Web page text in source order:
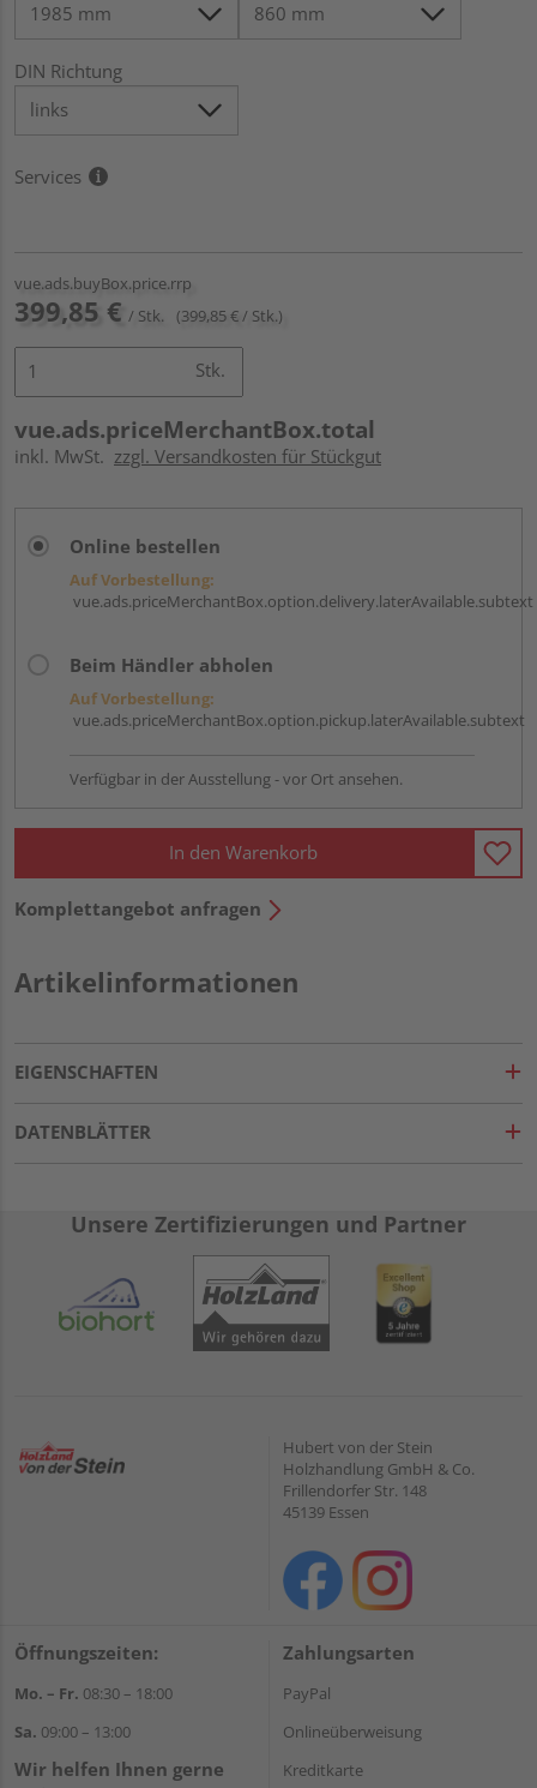
DIN Richtung
Services
vue.ads.buyBox.price.rrp
399,85 € / Stk. (399,85 € / Stk.)
Stk.
vue.ads.priceMerchantBox.total
inkl. MwSt. zzgl. Versandkosten für Stückgut
Online bestellen
Auf Vorbestellung:
vue.ads.priceMerchantBox.option.delivery.laterAvailable.subtext
Beim Händler abholen
Auf Vorbestellung:
vue.ads.priceMerchantBox.option.pickup.laterAvailable.subtext
Verfügbar in der Ausstellung - vor Ort ansehen.
In den Warenkorb
Komplettangebot anfragen
Artikelinformationen
EIGENSCHAFTEN
DATENBLÄTTER
Unsere Zertifizierungen und Partner
Hubert von der Stein
Holzhandlung GmbH & Co.
Frillendorfer Str. 148
45139 Essen
Öffnungszeiten:
Mo. – Fr. 08:30 – 18:00
Sa. 09:00 – 13:00
Wir helfen Ihnen gerne
Zahlungsarten
PayPal
Onlineüberweisung
Kreditkarte